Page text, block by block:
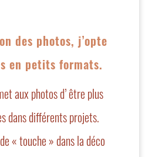
des photos, j’opte
en petits formats.
aux photos d’ être plus
dans différents projets.
« touche » dans la déco